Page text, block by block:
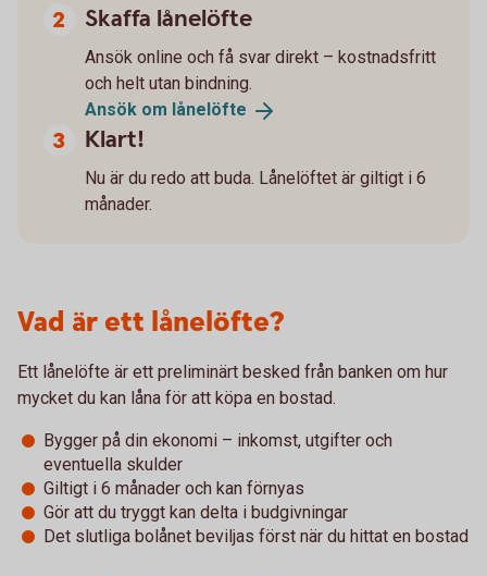
Skaffa lånelöfte
Ansök online och få svar direkt – kostnadsfritt
och helt utan bindning.
Ansök om lånelöfte
Klart!
Nu är du redo att buda. Lånelöftet är giltigt i 6
månader.
Vad är ett lånelöfte?
Ett lånelöfte är ett preliminärt besked från banken om hur
mycket du kan låna för att köpa en bostad.
Bygger på din ekonomi – inkomst, utgifter och
eventuella skulder
Giltigt i 6 månader och kan förnyas
Gör att du tryggt kan delta i budgivningar
Det slutliga bolånet beviljas först när du hittat en bostad